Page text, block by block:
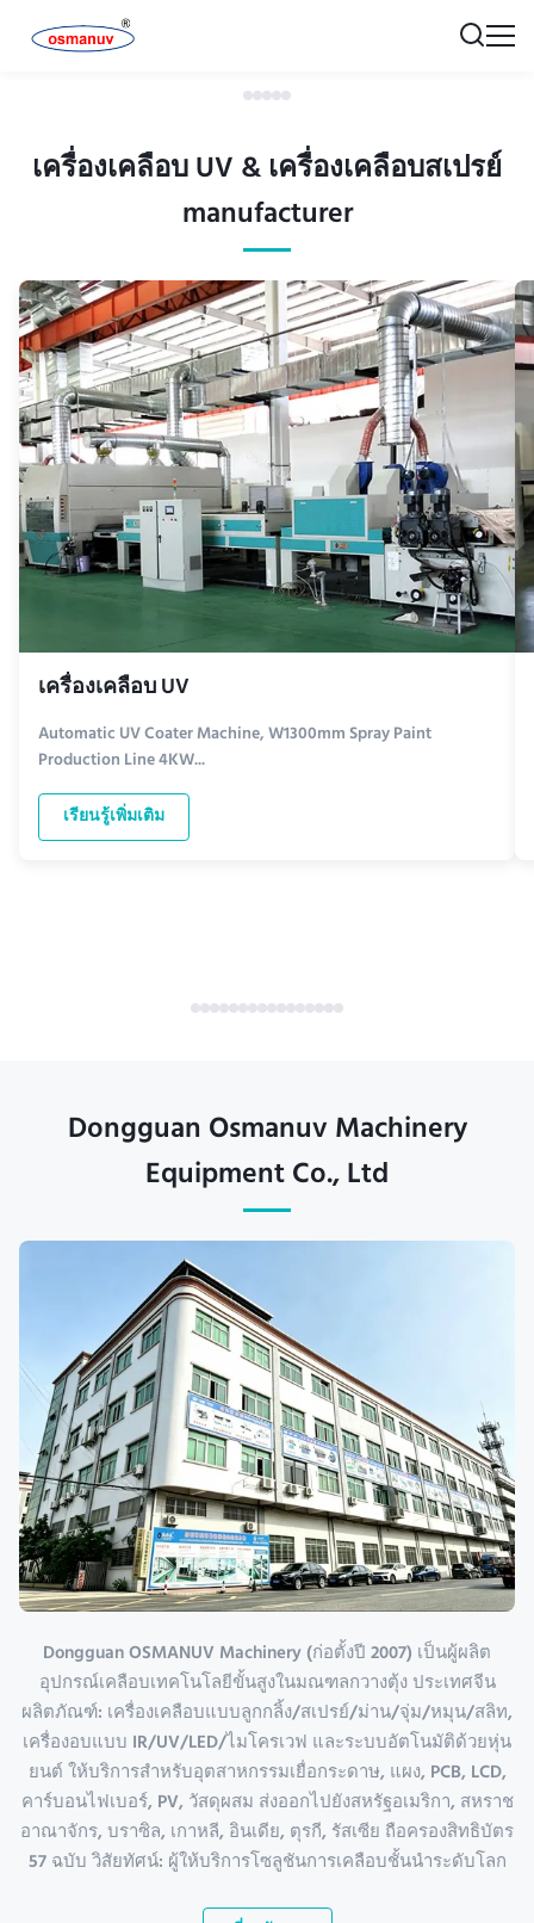
เครื่องเคลือบ UV & เครื่องเคลือบสเปรย์
manufacturer
เครื่องเคลือบ UV
Automatic UV Coater Machine, W1300mm Spray Paint
Production Line 4KW...
เรียนรู้เพิ่มเติม
Dongguan Osmanuv Machinery
Equipment Co., Ltd
Dongguan OSMANUV Machinery (ก่อตั้งปี 2007) เป็นผู้ผลิต
อุปกรณ์เคลือบเทคโนโลยีขั้นสูงในมณฑลกวางตุ้ง ประเทศจีน
ผลิตภัณฑ์: เครื่องเคลือบแบบลูกกลิ้ง/สเปรย์/ม่าน/จุ่ม/หมุน/สลิท,
เครื่องอบแบบ IR/UV/LED/ไมโครเวฟ และระบบอัตโนมัติด้วยหุ่น
ยนต์ ให้บริการสำหรับอุตสาหกรรมเยื่อกระดาษ, แผง, PCB, LCD,
คาร์บอนไฟเบอร์, PV, วัสดุผสม ส่งออกไปยังสหรัฐอเมริกา, สหราช
อาณาจักร, บราซิล, เกาหลี, อินเดีย, ตุรกี, รัสเซีย ถือครองสิทธิบัตร
57 ฉบับ วิสัยทัศน์: ผู้ให้บริการโซลูชันการเคลือบชั้นนำระดับโลก